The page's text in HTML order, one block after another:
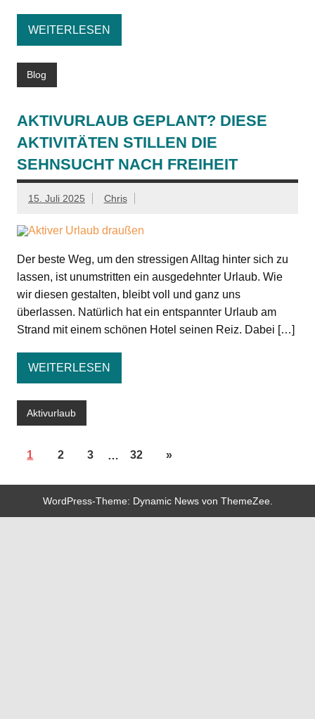
WEITERLESEN
Blog
AKTIVURLAUB GEPLANT? DIESE
AKTIVITÄTEN STILLEN DIE
SEHNSUCHT NACH FREIHEIT
15. Juli 2025 Chris
Der beste Weg, um den stressigen Alltag hinter sich zu
lassen, ist unumstritten ein ausgedehnter Urlaub. Wie
wir diesen gestalten, bleibt voll und ganz uns
überlassen. Natürlich hat ein entspannter Urlaub am
Strand mit einem schönen Hotel seinen Reiz. Dabei […]
WEITERLESEN
Aktivurlaub
1 2 3 32 »
WordPress-Theme: Dynamic News von ThemeZee.